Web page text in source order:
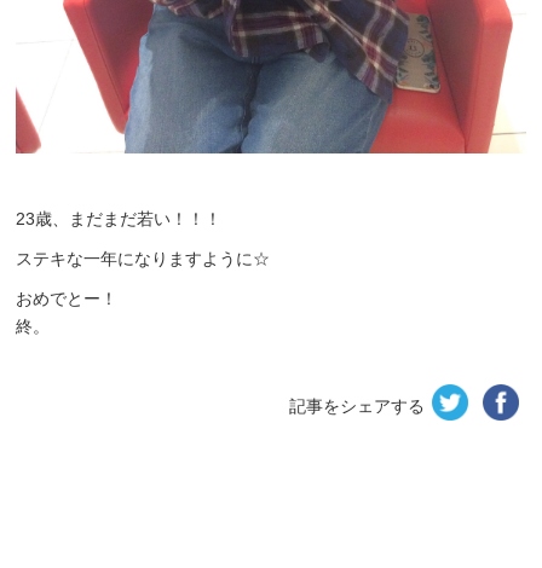
23歳、まだまだ若い！！！
ステキな一年になりますように☆
おめでとー！
終。
記事をシェアする